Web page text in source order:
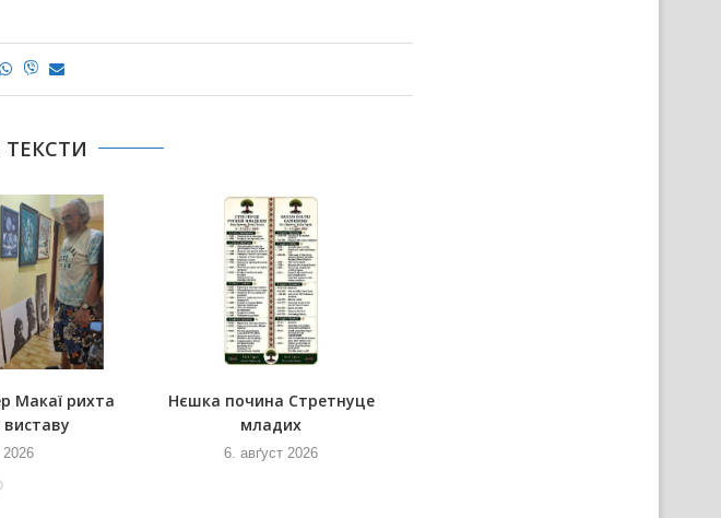
Макаї рихта
2026
Нєшка почина Стретнуце
младих
6. авґуст 2026